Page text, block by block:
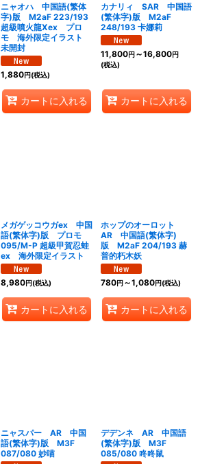
ニャオハ 中国語(繁体
字)版 M2aF 223/193
超級噴火龍Xex プロ
モ 海外限定イラスト
未開封
1,880円(税込)
カートに入れる
カナリィ SAR 中国語
(繁体字)版 M2aF
248/193 卡娜莉
11,800円～16,800円
(税込)
カートに入れる
メガゲッコウガex 中国
語(繁体字)版 プロモ
095/M-P 超級甲賀忍蛙
ex 海外限定イラスト
8,980円(税込)
カートに入れる
ホップのオーロット
AR 中国語(繁体字)
版 M2aF 204/193 赫
普的朽木妖
780円～1,080円(税込)
カートに入れる
ニャスパー AR 中国
語(繁体字)版 M3F
087/080 妙喵
デデンネ AR 中国語
(繁体字)版 M3F
085/080 咚咚鼠